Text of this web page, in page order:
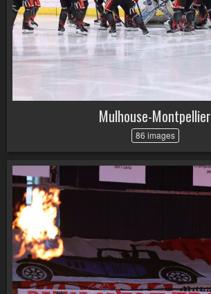
Mulhouse-Montpellier
86 images